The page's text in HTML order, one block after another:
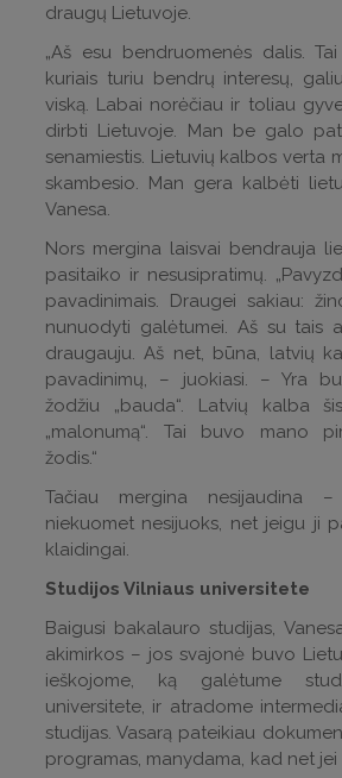
draugų Lietuvoje.
„Aš esu bendruomenės dalis.
kuriais turiu bendrų interesų,
viską. Labai norėčiau ir toliau
dirbti Lietuvoje. Man be galo
senamiestis. Lietuvių kalbos verta
skambesio. Man gera kalbėti
Vanesa.
Nors mergina laisvai bendrauja
pasitaiko ir nesusipratimų.
pavadinimais. Draugei sakiau:
nunuodyti galėtumei. Aš su tais
draugauju. Aš net, būna, latvių
pavadinimų, – juokiasi. – Yra
žodžiu „bauda“. Latvių kalba
„malonumą“. Tai buvo mano
žodis.“
Tačiau mergina nesijaudina
niekuomet nesijuoks, net jeigu ji
klaidingai.
Studijos Vilniaus universitete
Baigusi bakalauro studijas,
akimirkos – jos svajonė buvo
ieškojome, ką galėtume
universitete, ir atradome
studijas. Vasarą pateikiau
programas, manydama, kad net